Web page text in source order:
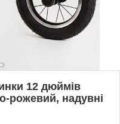
12 дюймів
рожевий, надувні